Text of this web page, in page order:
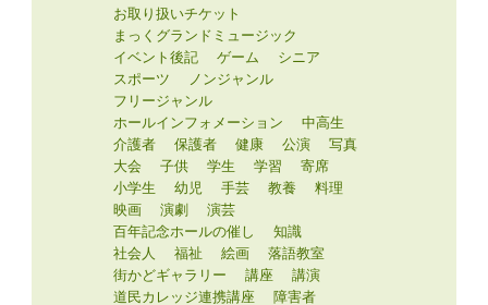
お取り扱いチケット
まっくグランドミュージック
イベント後記
ゲーム
シニア
スポーツ
ノンジャンル
フリージャンル
ホールインフォメーション
中高生
介護者
保護者 健康 公演
写真
大会
子供 学生 学習
寄席
小学生
幼児 手芸 教養
料理
映画
演劇
演芸
百年記念ホールの催し
知識
社会人
福祉 絵画
落語教室
街かどギャラリー
講座
講演
道民カレッジ連携講座
障害者